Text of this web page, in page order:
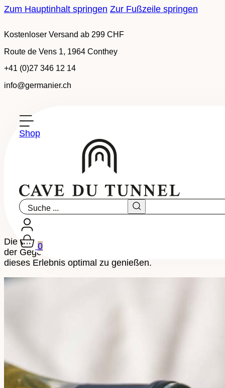
Zum Hauptinhalt springen Zur Fußzeile springen
Kostenloser Versand ab 299 CHF
Route de Vens 1, 1964 Conthey
+41 (0)27 346 12 14
info@germanier.ch
Shop
Suche
0
Tipps zur
Die Weinprobe muss wie eine echte Zeremonie
der Gegenwart gelebt werden muss, um so diesen
dieses Erlebnis optimal zu genießen.